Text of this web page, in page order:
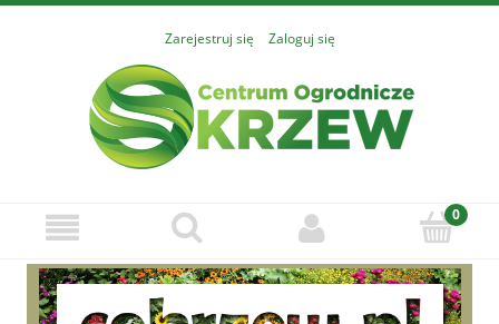
Zarejestruj się Zaloguj się